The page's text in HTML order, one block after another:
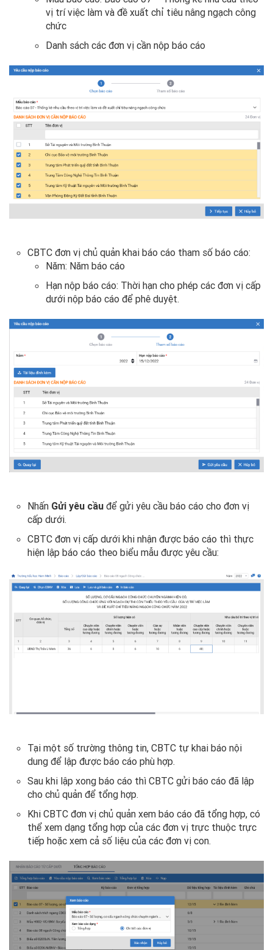
vị trí việc làm và đề xuất chỉ tiêu nâng ngạch công
chức
Danh sách các đơn vị cần nộp báo cáo
CBTC đơn vị chủ quản khai báo cáo tham số báo cáo:
Năm: Năm báo cáo
Hạn nộp báo cáo: Thời hạn cho phép các đơn vị cấp
dưới nộp báo cáo để phê duyệt.
Nhấn Gửi yêu cầu để gửi yêu cầu báo cáo cho đơn vị
cấp dưới.
CBTC đơn vị cấp dưới khi nhận được báo cáo thì thực
hiện lập báo cáo theo biểu mẫu được yêu cầu:
Tại một số trường thông tin, CBTC tự khai báo nội
dung để lập được báo cáo phù hợp.
Sau khi lập xong báo cáo thì CBTC gửi báo cáo đã lập
cho chủ quản để tổng hợp.
Khi CBTC đơn vị chủ quản xem báo cáo đã tổng hợp, có
thể xem dạng tổng hợp của các đơn vị trực thuộc trực
tiếp hoặc xem cả số liệu của các đơn vị con.